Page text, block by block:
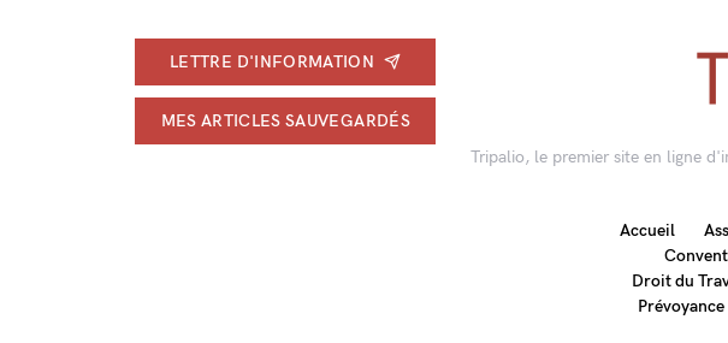
LETTRE D'INFORMATION
MES ARTICLES SAUVEGARDÉS
Tripalio, le premier site en ligne
Accueil
Droit du
Prévoyance